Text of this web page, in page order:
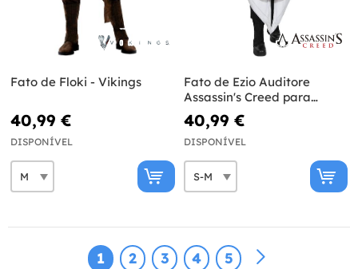
Fato de Floki - Vikings
40,99 €
DISPONÍVEL
Fato de Ezio Auditore
Assassin's Creed para
homem
40,99 €
DISPONÍVEL
1 2 3 4 5